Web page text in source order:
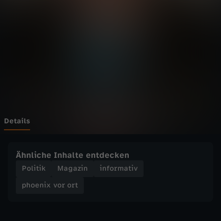
t
S
Details
Ähnliche Inhalte entdecken
Politik Magazin
informativ
phoenix vor ort